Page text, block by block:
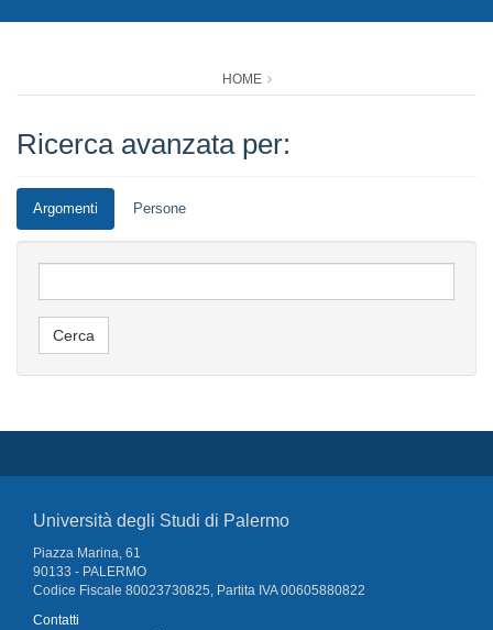
HOME
Ricerca avanzata per:
Argomenti Persone
Università degli Studi di Palermo
Piazza Marina, 61
90133 - PALERMO
Codice Fiscale 80023730825, Partita IVA 00605880822
Contatti